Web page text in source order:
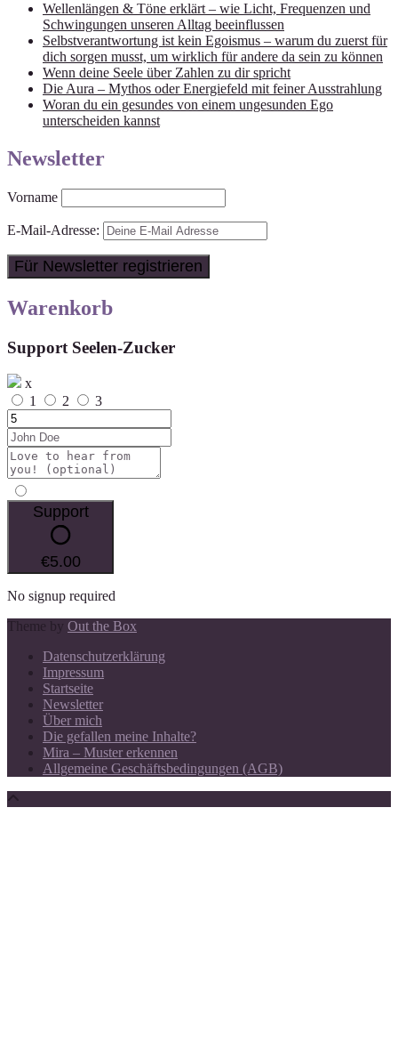
Wellenlängen & Töne erklärt – wie Licht, Frequenzen und
Schwingungen unseren Alltag beeinflussen
Selbstverantwortung ist kein Egoismus – warum du zuerst für
dich sorgen musst, um wirklich für andere da sein zu können
Wenn deine Seele über Zahlen zu dir spricht
Die Aura – Mythos oder Energiefeld mit feiner Ausstrahlung
Woran du ein gesundes von einem ungesunden Ego
unterscheiden kannst
Newsletter
Vorname
E-Mail-Adresse:
Warenkorb
Support Seelen-Zucker
x
1
2 3
Support
€5.00
No signup required
Theme by Out the Box
Datenschutzerklärung
Impressum
Startseite
Newsletter
Über mich
Die gefallen meine Inhalte?
Mira – Muster erkennen
Allgemeine Geschäftsbedingungen (AGB)